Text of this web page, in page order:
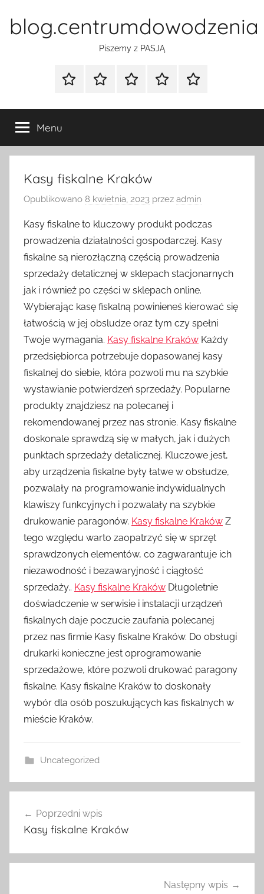
blog.centrumdowodzenia
Piszemy z PASJĄ
Strona
PolitykaWpisy
SEO
Instagram
Menu
Kasy fiskalne Kraków
Opublikowano 8 kwietnia, 2023 przez admin
Kasy fiskalne to kluczowy produkt podczas
prowadzenia działalności gospodarczej. Kasy
fiskalne są nierozłączną częścią prowadzenia
sprzedaży detalicznej w sklepach stacjonarnych
jak i również po części w sklepach online.
Wybierając kasę fiskalną powinieneś kierować się
łatwością w jej obsludze oraz tym czy spełni
Twoje wymagania. Kasy fiskalne Kraków Każdy
przedsiębiorca potrzebuje dopasowanej kasy
fiskalnej do siebie, która pozwoli mu na szybkie
wystawianie potwierdzeń sprzedaży. Popularne
produkty znajdziesz na polecanej i
rekomendowanej przez nas stronie. Kasy fiskalne
doskonale sprawdzą się w małych, jak i dużych
punktach sprzedaży detalicznej. Kluczowe jest,
aby urządzenia fiskalne były łatwe w obsłudze,
pozwalały na programowanie indywidualnych
klawiszy funkcyjnych i pozwalały na szybkie
drukowanie paragonów. Kasy fiskalne Kraków Z
tego względu warto zaopatrzyć się w sprzęt
sprawdzonych elementów, co zagwarantuje ich
niezawodność i bezawaryjność i ciągłość
sprzedaży.. Kasy fiskalne Kraków Długoletnie
doświadczenie w serwisie i instalacji urządzeń
fiskalnych daje poczucie zaufania polecanej
przez nas firmie Kasy fiskalne Kraków. Do obsługi
drukarki konieczne jest oprogramowanie
sprzedażowe, które pozwoli drukować paragony
fiskalne. Kasy fiskalne Kraków to doskonały
wybór dla osób poszukujących kas fiskalnych w
mieście Kraków.
Uncategorized
wpisu
Poprzedni wpis
Kasy fiskalne Kraków
Następny wpis